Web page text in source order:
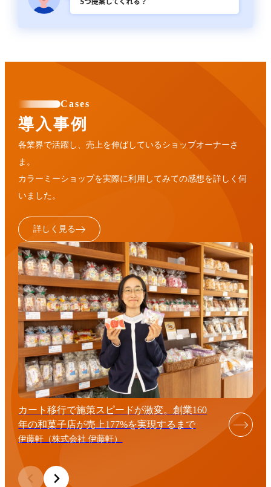
Cases
導入事例
各業界で活躍し、売上を伸ばしているショップオーナーさ
ま。
カラーミーショップを実際に利用してみての感想を詳しく伺
いました。
詳しく見る
カート移行で施策スピードが激変。創業160
年の和菓子店が売上177%を実現するまで
伊藤軒（株式会社 伊藤軒）